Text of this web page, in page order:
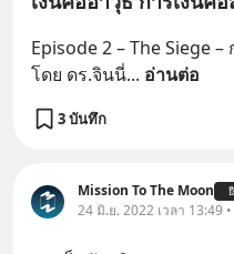
Episode 2 – The Siege
โดย ดร.จินนี่... อ่านต่อ
3 บันทึก
Mission To The Moon
24 มิ.ย. 2022 เวลา 13:49